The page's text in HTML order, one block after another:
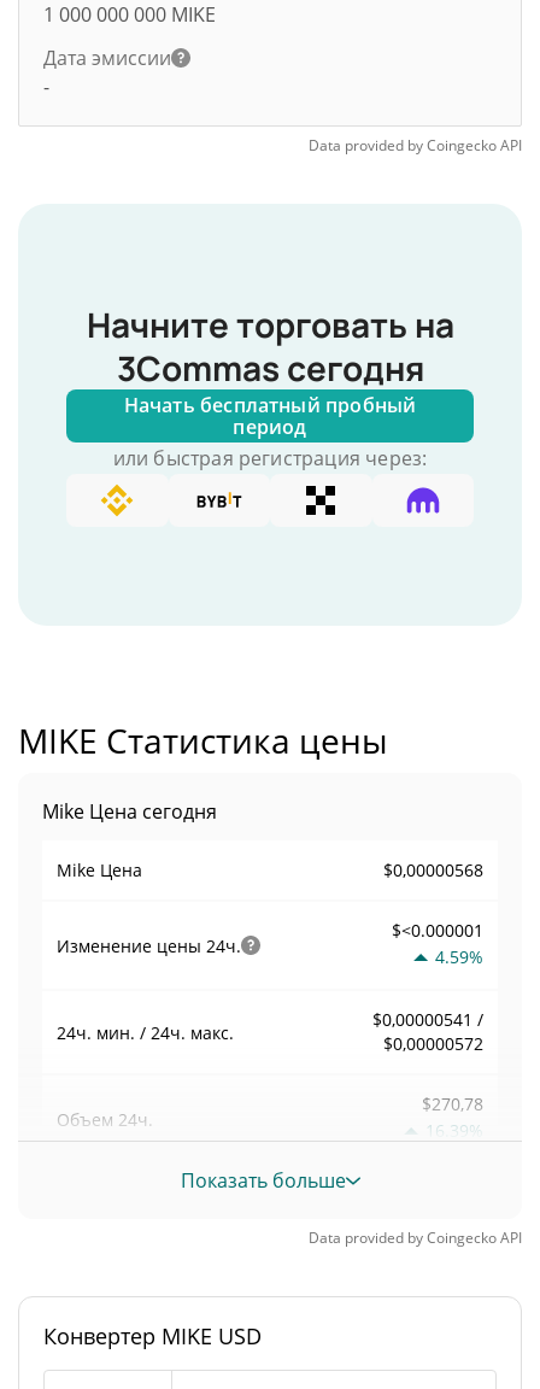
1 000 000 000 MIKE
Дата эмиссии
-
Data provided byCoingeckoAPI
Начните торговать на
3Commas сегодня
Начать бесплатный пробный
период
или быстрая регистрация через:
MIKE Статистика цены
Mike Цена сегодня
Mike Цена $0,00000568
Изменение цены 24ч.
$<0.000001
4.59%
24ч. мин. / 24ч. макс.
$0,00000541 /
$0,00000572
Объем 24ч.
$270,78
16.39%
Объем / Рыночная
Рейтинг
Показать больше
Data provided byCoingeckoAPI
Конвертер MIKE USD